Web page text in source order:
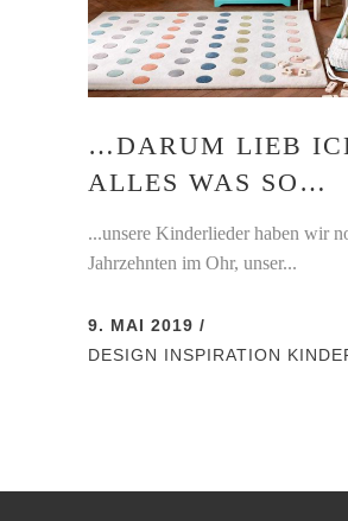
…DARUM LIEB
ALLES WAS SO…
...unsere Kinderlieder haben wir
Jahrzehnten im Ohr, unser...
9. MAI 2019
DESIGN INSPIRATION